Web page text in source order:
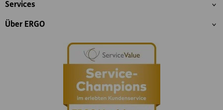
Services
Über ERGO